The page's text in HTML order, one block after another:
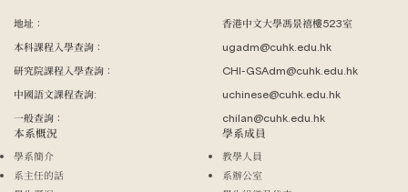
地址：
香港中文大學馮景禧樓523室
本科課程入學查詢：
ugadm@cuhk.edu.hk
研究院課程入學查詢：
CHI-GSAdm@cuhk.edu.hk
中國語文課程查詢:
uchinese@cuhk.edu.hk
一般查詢：
chilan@cuhk.edu.hk
本系概況
學系簡介
系主任的話
學系成員
教學人員
系辦公室